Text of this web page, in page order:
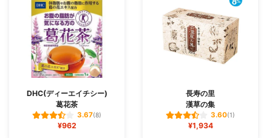
DHC(ディーエイチシー)
葛花茶
3.67(8)
¥962
長寿の里
漢草の集
3.60(1)
¥1,934